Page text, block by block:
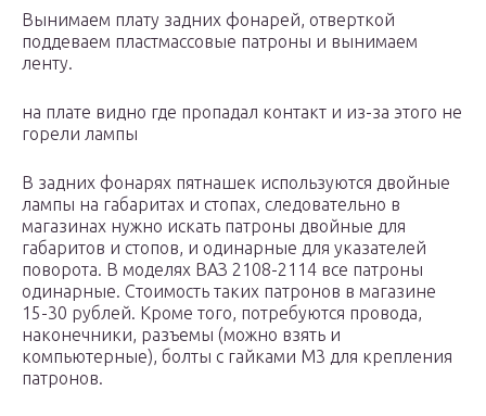
Вынимаем плату задних фонарей, отверткой
поддеваем пластмассовые патроны и вынимаем
ленту.
на плате видно где пропадал контакт и из-за этого не
горели лампы
В задних фонарях пятнашек используются двойные
лампы на габаритах и стопах, следовательно в
магазинах нужно искать патроны двойные для
габаритов и стопов, и одинарные для указателей
поворота. В моделях ВАЗ 2108-2114 все патроны
одинарные. Стоимость таких патронов в магазине
15-30 рублей. Кроме того, потребуются провода,
наконечники, разъемы (можно взять и
компьютерные), болты с гайками M3 для крепления
патронов.